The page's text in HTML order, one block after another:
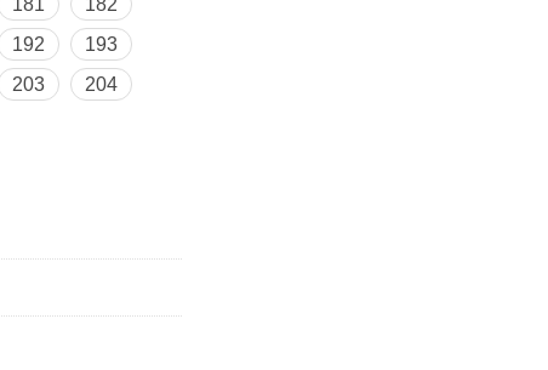
181
182
192
193
203
204